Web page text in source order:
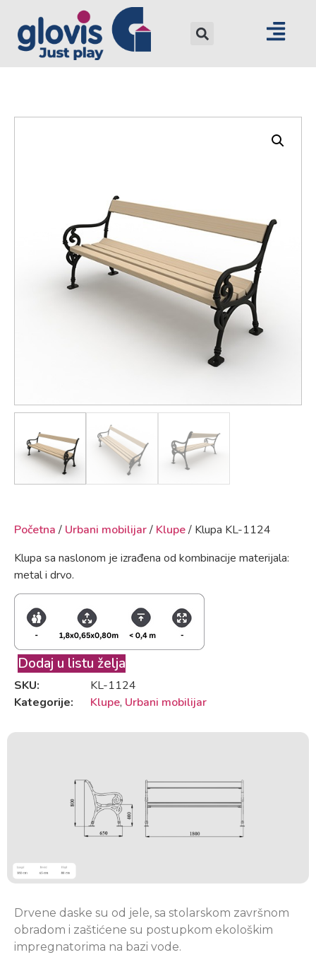
Početna / Urbani mobilijar/ Klupe/ Klupa KL-1124
Klupa sa naslonom je izrađena od kombinacije materijala:
metal i drvo.
Dodaj u listu želja
SKU:
KL-1124
Kategorije:
Klupe, Urbani mobilijar
Drvene daske su od jele, sa stolarskom završnom
obradom i zaštićene su postupkom ekološkim
impregnatorima na bazi vode.